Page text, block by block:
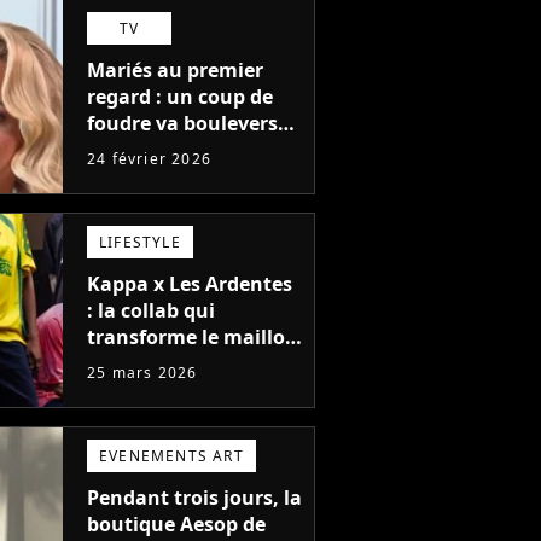
TV
Mariés au premier
regard : un coup de
foudre va bouleverser
l'épisode 2 avec un
fondre les proches
24 février 2026
LIFESTYLE
Kappa x Les Ardentes
: la collab qui
transforme le maillot
de foot en pièce mode
25 mars 2026
EVENEMENTS ART
Pendant trois jours, la
boutique Aesop de